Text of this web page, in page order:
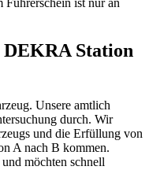
ist nur an
Station
Unsere amtlich
durch. Wir
und die Erfüllung von
A nach B kommen.
möchten schnell